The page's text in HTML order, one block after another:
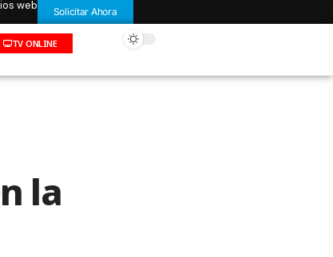
web Solicitar Ahora
TV ONLINE
la